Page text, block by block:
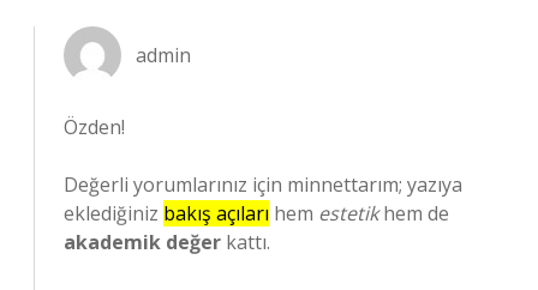
admin
Özden!
Değerli yorumlarınız için minnettarım; yazıya
eklediğiniz bakış açıları hem estetikhem de
akademik değer kattı.